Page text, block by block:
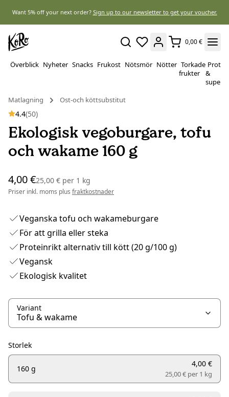
Want 5% off your next order? Sign up to our newsletter to get your voucher.
0,00 €
Överblick Nyheter Snacks Frukost Nötsmör Nötter Torkade
frukter
&
Matlagning
Ost-och köttsubstitut
4.4(50)
Ekologisk vegoburgare, tofu
och wakame 160 g
4,00 €25,00 € per 1 kg
Priser inkl. moms plus fraktkostnader
Veganska tofu och wakameburgare
För att grilla eller steka
Proteinrikt alternativ till kött (20 g/100 g)
Vegansk
Ekologisk kvalitet
Variant
Storlek
160 g
4,00 €
25,00 € per 1 kg